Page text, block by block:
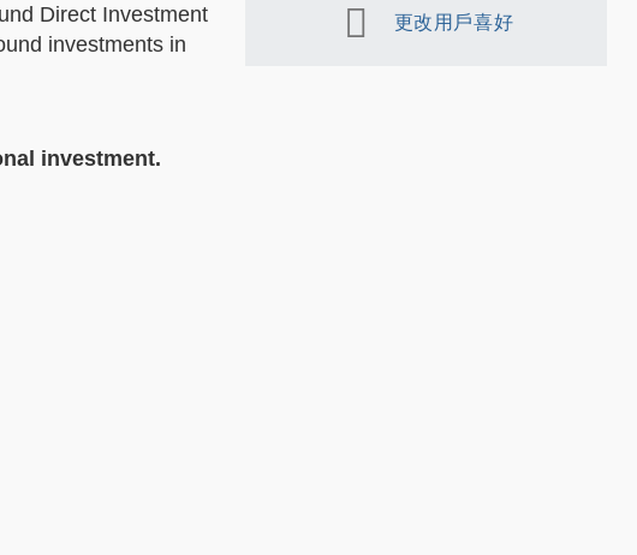
Direct Investment
investments in
investment.
更改用戶喜好